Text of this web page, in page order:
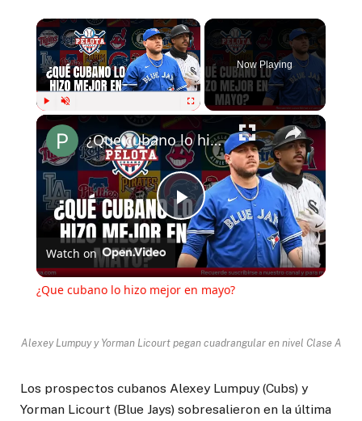
Now Playing
Play
Video
¿Que cubano lo hizo mejor en mayo?
Watch on
¿Que cubano lo hizo mejor en mayo?
Alexey Lumpuy y Yorman Licourt pegan cuadrangular en nivel Clase A
Los prospectos cubanos Alexey Lumpuy (Cubs) y
Yorman Licourt (Blue Jays) sobresalieron en la última